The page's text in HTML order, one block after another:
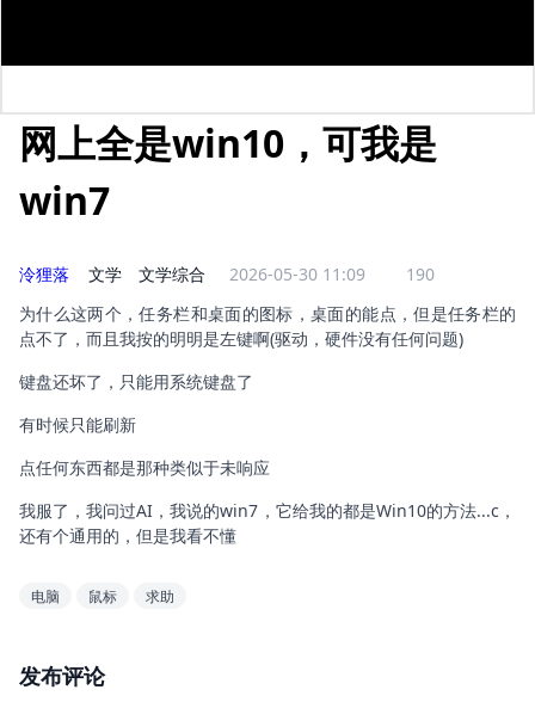
网上全是win10，可我是
win7
泠狸落 文学 文学综合 2026-05-30 11:09
190
为什么这两个，任务栏和桌面的图标，桌面的能点，但是任务栏的
点不了，而且我按的明明是左键啊(驱动，硬件没有任何问题)
键盘还坏了，只能用系统键盘了
有时候只能刷新
点任何东西都是那种类似于未响应
我服了，我问过AI，我说的win7，它给我的都是Win10的方法...c，
还有个通用的，但是我看不懂
电脑 鼠标 求助
发布评论